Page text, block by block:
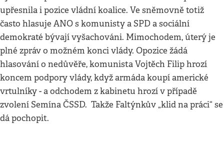
upřesnila i pozice vládní koalice. Ve sněmovně totiž
často hlasuje ANO s komunisty a SPD a sociální
demokraté bývají vyšachováni. Mimochodem, úterý je
plné zpráv o možném konci vlády. Opozice žádá
hlasování o nedůvěře, komunista Vojtěch Filip hrozí
koncem podpory vlády, když armáda koupí americké
vrtulníky - a odchodem z kabinetu hrozí v případě
zvolení Semína ČSSD. Takže Faltýnkův „klid na práci“ se
dá pochopit.